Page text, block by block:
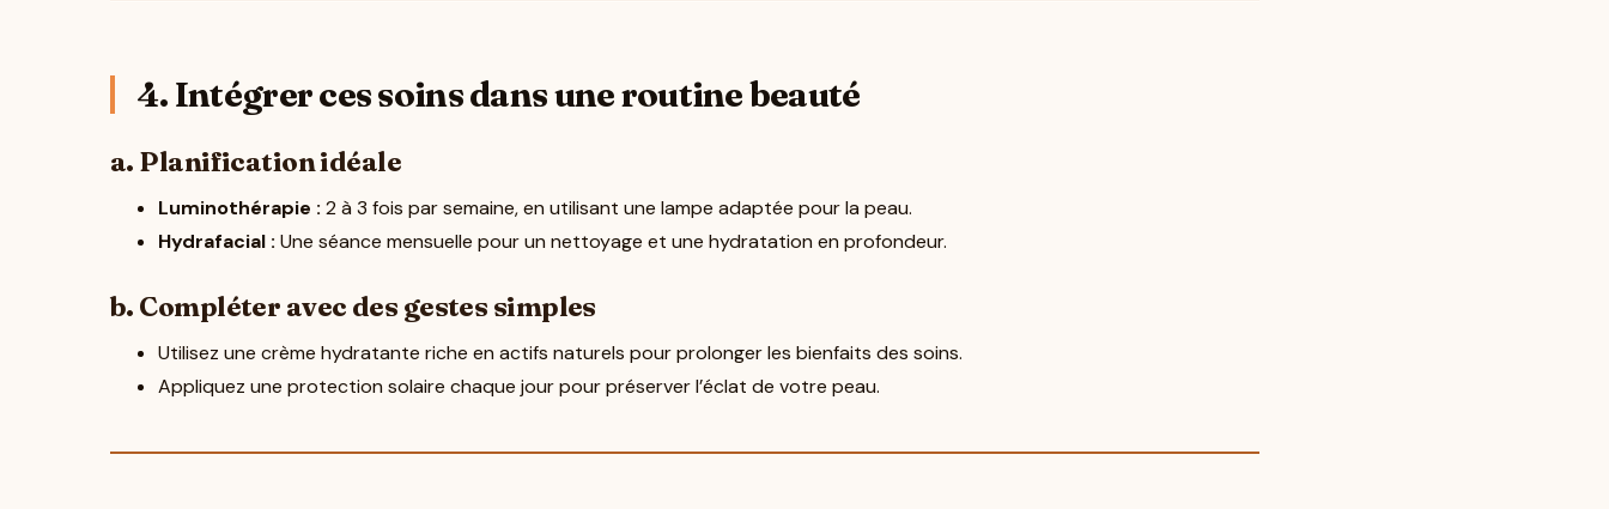
4. Intégrer ces soins dans une routine beauté
a. Planification idéale
Luminothérapie : 2 à 3 fois par semaine, en utilisant une lampe adaptée pour la peau.
Hydrafacial : Une séance mensuelle pour un nettoyage et une hydratation en profondeur.
b. Compléter avec des gestes simples
Utilisez une crème hydratante riche en actifs naturels pour prolonger les bienfaits des soins.
Appliquez une protection solaire chaque jour pour préserver l’éclat de votre peau.